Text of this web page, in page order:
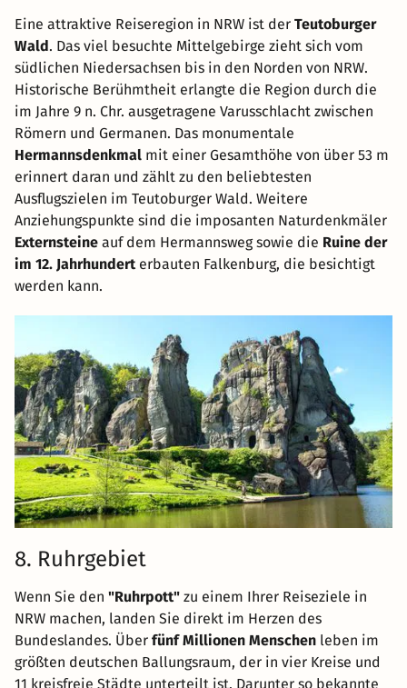
Eine attraktive Reiseregion in NRW ist der Teutoburger
Wald. Das viel besuchte Mittelgebirge zieht sich vom
südlichen Niedersachsen bis in den Norden von NRW.
Historische Berühmtheit erlangte die Region durch die
im Jahre 9 n. Chr. ausgetragene Varusschlacht zwischen
Römern und Germanen. Das monumentale
Hermannsdenkmal mit einer Gesamthöhe von über 53 m
erinnert daran und zählt zu den beliebtesten
Ausflugszielen im Teutoburger Wald. Weitere
Anziehungspunkte sind die imposanten Naturdenkmäler
Externsteine auf dem Hermannsweg sowie die Ruine der
im 12. Jahrhunderterbauten Falkenburg, die besichtigt
werden kann.
8. Ruhrgebiet
Wenn Sie den "Ruhrpott" zu einem Ihrer Reiseziele in
NRW machen, landen Sie direkt im Herzen des
Bundeslandes. Über fünf Millionen Menschen leben im
größten deutschen Ballungsraum, der in vier Kreise und
11 kreisfreie Städte unterteilt ist. Darunter so bekannte